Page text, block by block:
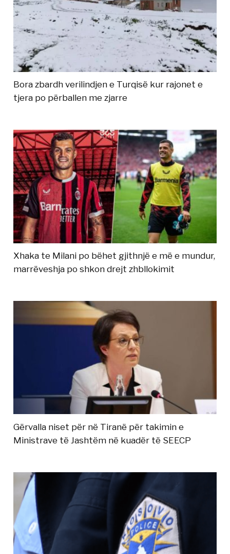
Bora zbardh verilindjen e Turqisë kur rajonet e
tjera po përballen me zjarre
Xhaka te Milani po bëhet gjithnjë e më e mundur,
marrëveshja po shkon drejt zhbllokimit
Gërvalla niset për në Tiranë për takimin e
Ministrave të Jashtëm në kuadër të SEECP